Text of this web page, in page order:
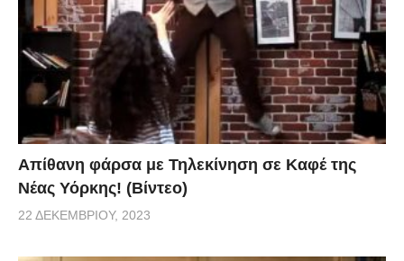
Απίθανη φάρσα με Τηλεκίνηση σε Καφέ της
Νέας Υόρκης! (Βίντεο)
22 ΔΕΚΕΜΒΡΊΟΥ, 2023